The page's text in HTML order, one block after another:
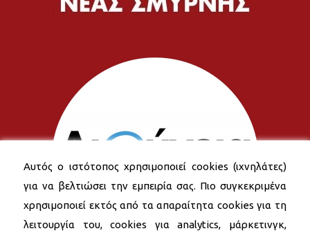
Αυτός ο ιστότοπος χρησιμοποιεί cookies (ιχνηλάτες)
για να βελτιώσει την εμπειρία σας. Πιο συγκεκριμένα
χρησιμοποιεί εκτός από τα απαραίτητα cookies για τη
λειτουργία του, cookies για analytics, μάρκετινγκ,